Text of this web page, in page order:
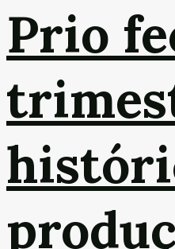
Prio